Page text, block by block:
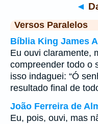
◄
Versos Paralelos
Bíblia King James
Eu ouvi claramente,
compreender todo o
isso indaguei: “Ó
resultado final de
João Ferreira de
Eu, pois, ouvi, mas